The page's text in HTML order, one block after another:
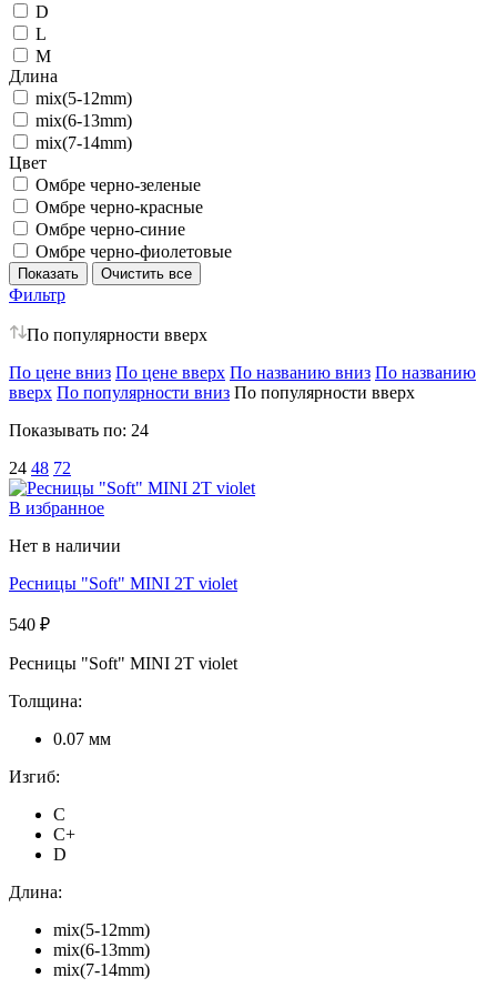
D
L
M
Длина
mix(5-12mm)
mix(6-13mm)
mix(7-14mm)
Цвет
Омбре черно-зеленые
Омбре черно-красные
Омбре черно-синие
Омбре черно-фиолетовые
Фильтр
По популярности вверх
По цене вниз По цене вверх По названию вниз По названию
вверх По популярности вниз По популярности вверх
Показывать по: 24
24 48 72
В избранное
Нет в наличии
Ресницы "Soft" MINI 2T violet
540 ₽
Ресницы "Soft" MINI 2T violet
Толщина:
0.07 мм
Изгиб:
C
C+
D
Длина:
mix(5-12mm)
mix(6-13mm)
mix(7-14mm)